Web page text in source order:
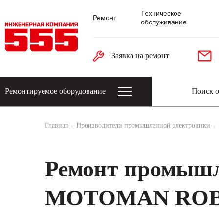
Ремонт
Техническое
обслуживание
Заявка на ремонт
Ремонтируемое оборудование
Главная Производители промышленной электроники
Ремонт
MOTOMAN